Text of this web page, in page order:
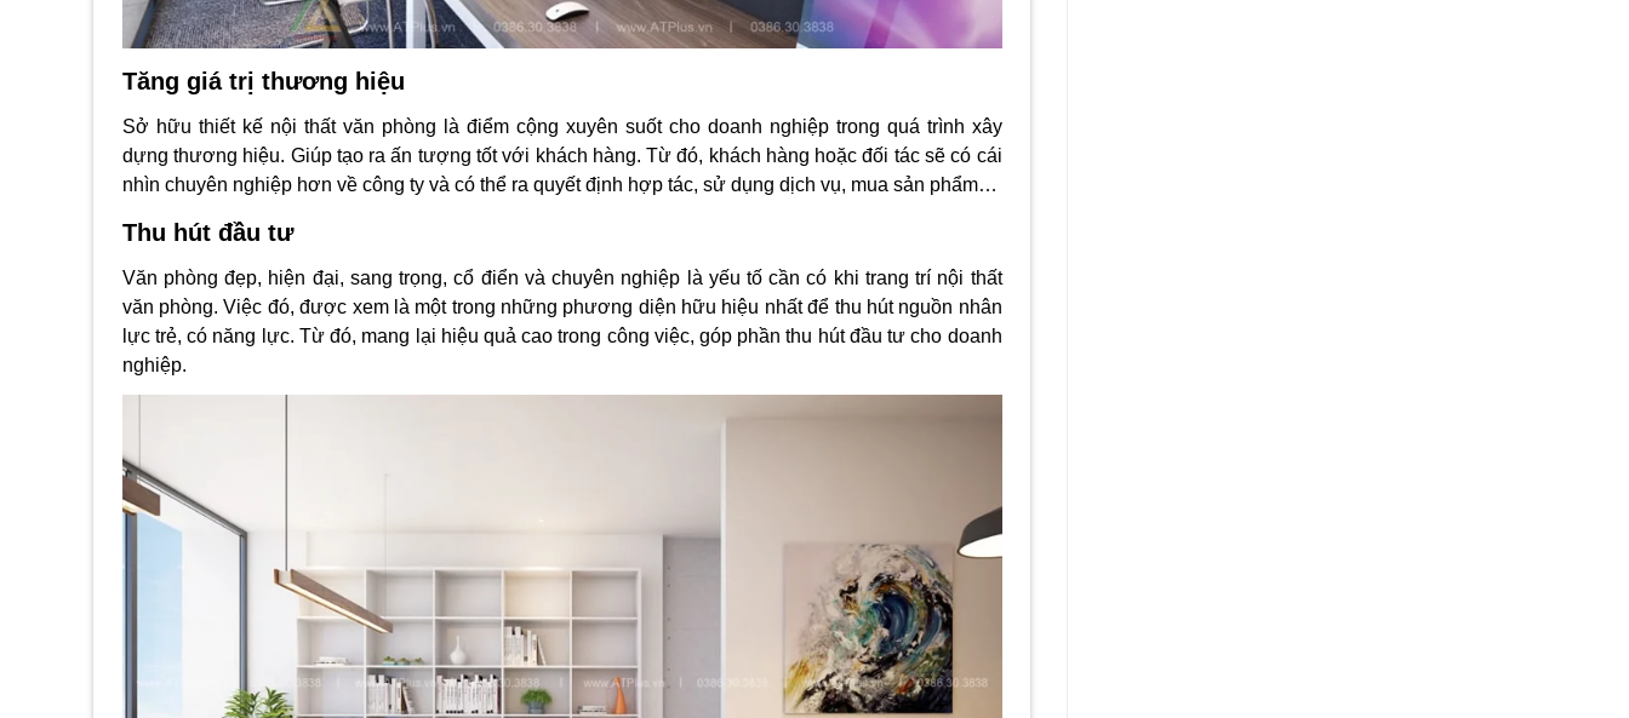
Tăng giá trị thương hiệu
Sở hữu thiết kếnội thất văn phòng là điểm cộng xuyên suốt cho doanh nghiệp trong quá trình xây
dựng thương hiệu. Giúp tạo ra ấn tượng tốt với khách hàng. Từ đó, khách hàng hoặc đối tác sẽ có cái
nhìn chuyên nghiệp hơn về công ty và có thể ra quyết định hợp tác, sử dụng dịch vụ, mua sản phẩm…
Thu hút đầu tư
Văn phòng đẹp, hiện đại, sang trọng, cổ điển và chuyên nghiệp là yếu tố cần có khi trang trí nội thất
văn phòng. Việc đó, được xem là một trong những phương diện hữu hiệu nhất để thu hút nguồn nhân
lực trẻ, có năng lực. Từ đó, mang lại hiệu quả cao trong công việc, góp phần thu hút đầu tư cho doanh
nghiệp.